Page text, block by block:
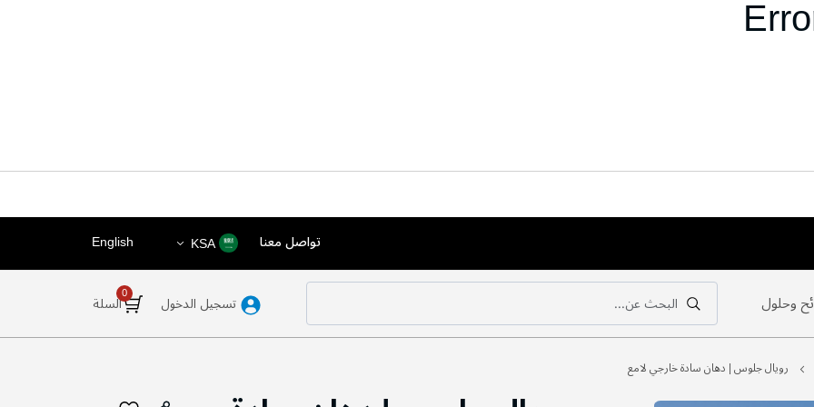
تواصل معنا اختر
المتجر
KSA
English
السلة تسجيل الدخول
بحث
البحث عن...
بحث وحلول
رويال جلوس | دهان سادة خارجي لامع